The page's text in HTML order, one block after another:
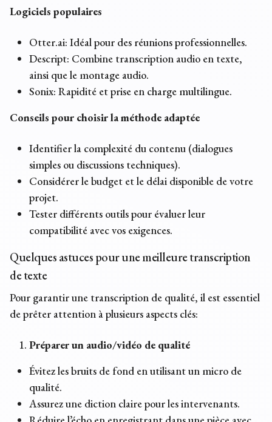
Logiciels populaires
Otter.ai: Idéal pour des réunions professionnelles.
Descript: Combine transcription audio en texte,
ainsi que le montage audio.
Sonix: Rapidité et prise en charge multilingue.
Conseils pour choisir la méthode adaptée
Identifier la complexité du contenu (dialogues
simples ou discussions techniques).
Considérer le budget et le délai disponible de votre
projet.
Tester différents outils pour évaluer leur
compatibilité avec vos exigences.
Quelques astuces pour une meilleure transcription
de texte
Pour garantir une transcription de qualité, il est essentiel
de prêter attention à plusieurs aspects clés:
Préparer un audio/vidéo de qualité
Évitez les bruits de fond en utilisant un micro de
qualité.
Assurez une diction claire pour les intervenants.